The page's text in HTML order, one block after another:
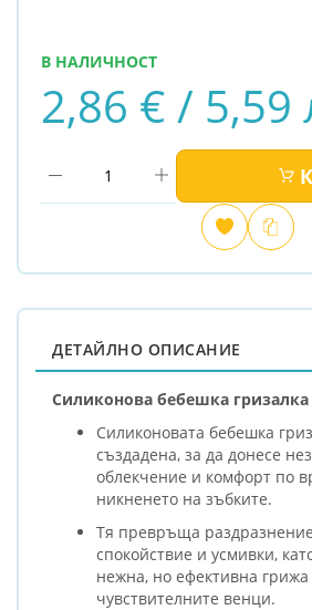
2,86 € / 5,59
В НАЛИЧНОСТ
Добави
любими
ДЕТАЙЛНО ОПИСАНИЕ
Силиконова бебешка
Силиконовата бебешка
създадена, за да донесе
облекчение и комфорт по
никненето на зъбките.
Тя превръща
спокойствие и усмивки,
нежна, но ефективна грижа
чувствителните венци.